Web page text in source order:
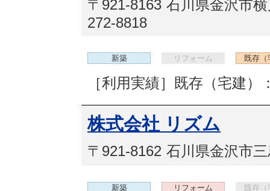
〒921-8163 石川県金沢市
272-8818
新築 リフォーム 既存（
［利用実績］既存（宅建）
株式会社 リズム
〒921-8162 石川県金沢市
新築 リフォーム 既存（